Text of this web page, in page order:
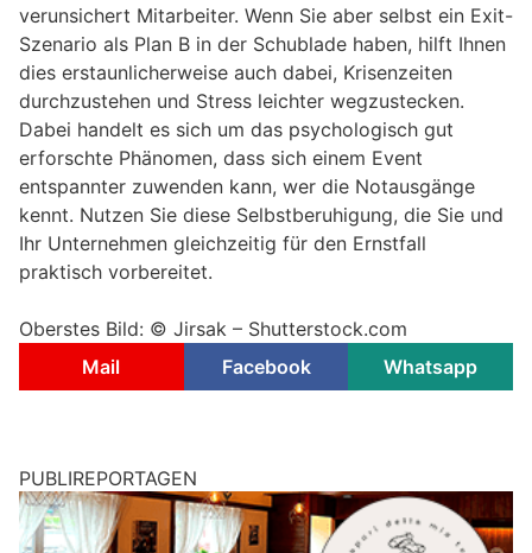
verunsichert Mitarbeiter. Wenn Sie aber selbst ein Exit-
Szenario als Plan B in der Schublade haben, hilft Ihnen
dies erstaunlicherweise auch dabei, Krisenzeiten
durchzustehen und Stress leichter wegzustecken.
Dabei handelt es sich um das psychologisch gut
erforschte Phänomen, dass sich einem Event
entspannter zuwenden kann, wer die Notausgänge
kennt. Nutzen Sie diese Selbstberuhigung, die Sie und
Ihr Unternehmen gleichzeitig für den Ernstfall
praktisch vorbereitet.
Oberstes Bild: © Jirsak – Shutterstock.com
Mail
Facebook Whatsapp
PUBLIREPORTAGEN